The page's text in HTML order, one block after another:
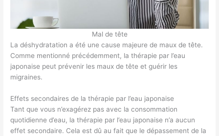
Mal de tête
La déshydratation a été une cause majeure de maux de tête.
Comme mentionné précédemment, la thérapie par l’eau
japonaise peut prévenir les maux de tête et guérir les
migraines.
Effets secondaires de la thérapie par l’eau japonaise
Tant que vous n’exagérez pas avec la consommation
quotidienne d’eau, la thérapie par l’eau japonaise n’a aucun
effet secondaire. Cela est dû au fait que le dépassement de la